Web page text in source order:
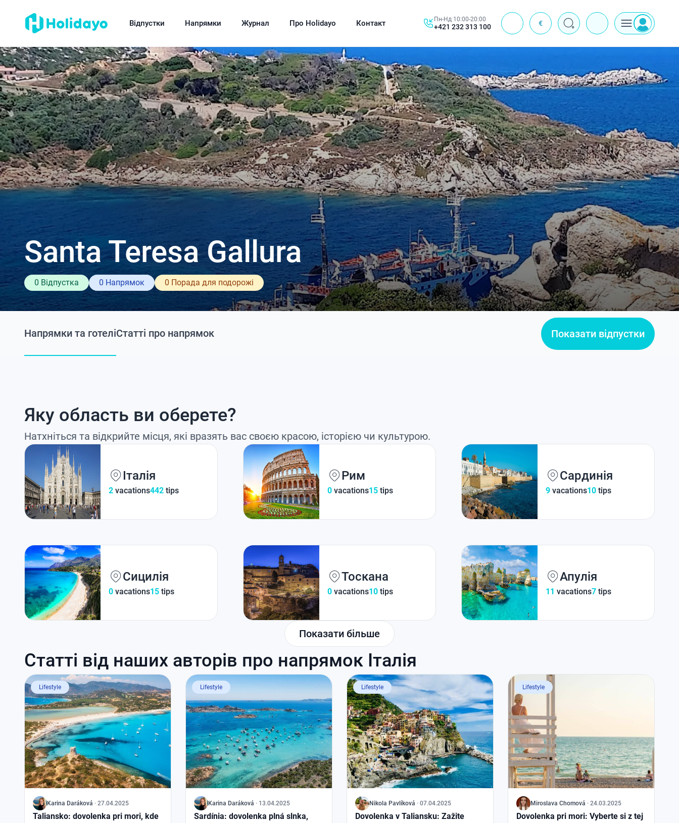
Відпустки Напрямки Журнал Про Holidayo Контакт Пн-Нд 10:00-20:00
+421 232 313 100 € J
Santa Teresa Gallura
0 Відпустка 0 Напрямок 0 Порада для подорожі
Напрямки та готеліСтатті про напрямок Показати відпустки
Яку область ви оберете?
Натхніться та відкрийте місця, які вразять вас своєю красою, історією чи культурою.
Італія
2 vacations442 tips
Рим
0 vacations15 tips
Сардинія
9 vacations10 tips
Сицилія
0 vacations15 tips
Тоскана
0 vacations10 tips
Апулія
11 vacations7 tips
Показати більше
Статті від наших авторів про напрямок Італія
J Karina Daráková · 27.04.2025
Taliansko: dovolenka pri mori, kde
Lifestyle
J Karina Daráková · 13.04.2025
Sardínia: dovolenka plná slnka,
Lifestyle
J Nikola Pavlíková · 07.04.2025
Dovolenka v Taliansku: Zažite
Lifestyle
J Miroslava Chomová · 24.03.2025
Dovolenka pri mori: Vyberte si z tej
Lifestyle